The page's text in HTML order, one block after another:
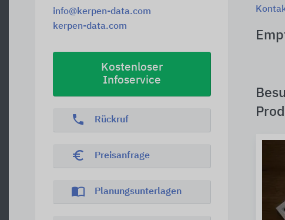
info@kerpen-data.com
kerpen-data.com
Kostenloser
Infoservice
phone Rückruf
euro_symbol Preisanfrage
import_contacts Planungsunterlagen